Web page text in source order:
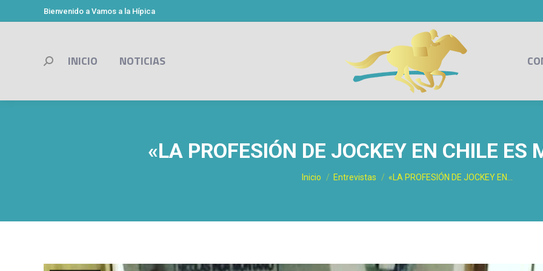
Bienvenido a Vamos a la Hípica
INICIO NOTICIAS
Buscar:
«LA PROFESIÓN DE JOCKEY EN CHILE ES
Estás aquí:
Inicio Entrevistas «LA PROFESIÓN DE JOCKEY EN…